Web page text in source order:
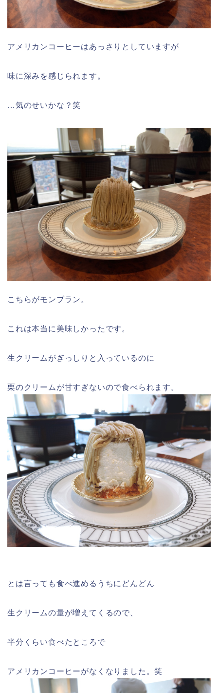
アメリカンコーヒーはあっさりとしていますが
味に深みを感じられます。
…気のせいかな？笑
こちらがモンブラン。
これは本当に美味しかったです。
生クリームがぎっしりと入っているのに
栗のクリームが甘すぎないので食べられます。
とは言っても食べ進めるうちにどんどん
生クリームの量が増えてくるので、
半分くらい食べたところで
アメリカンコーヒーがなくなりました。笑